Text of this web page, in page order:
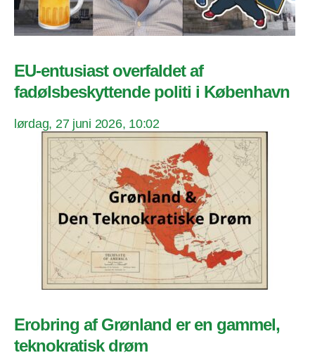
EU-entusiast overfaldet af
fadølsbeskyttende politi i København
lørdag, 27 juni 2026, 10:02
Erobring af Grønland er en gammel,
teknokratisk drøm